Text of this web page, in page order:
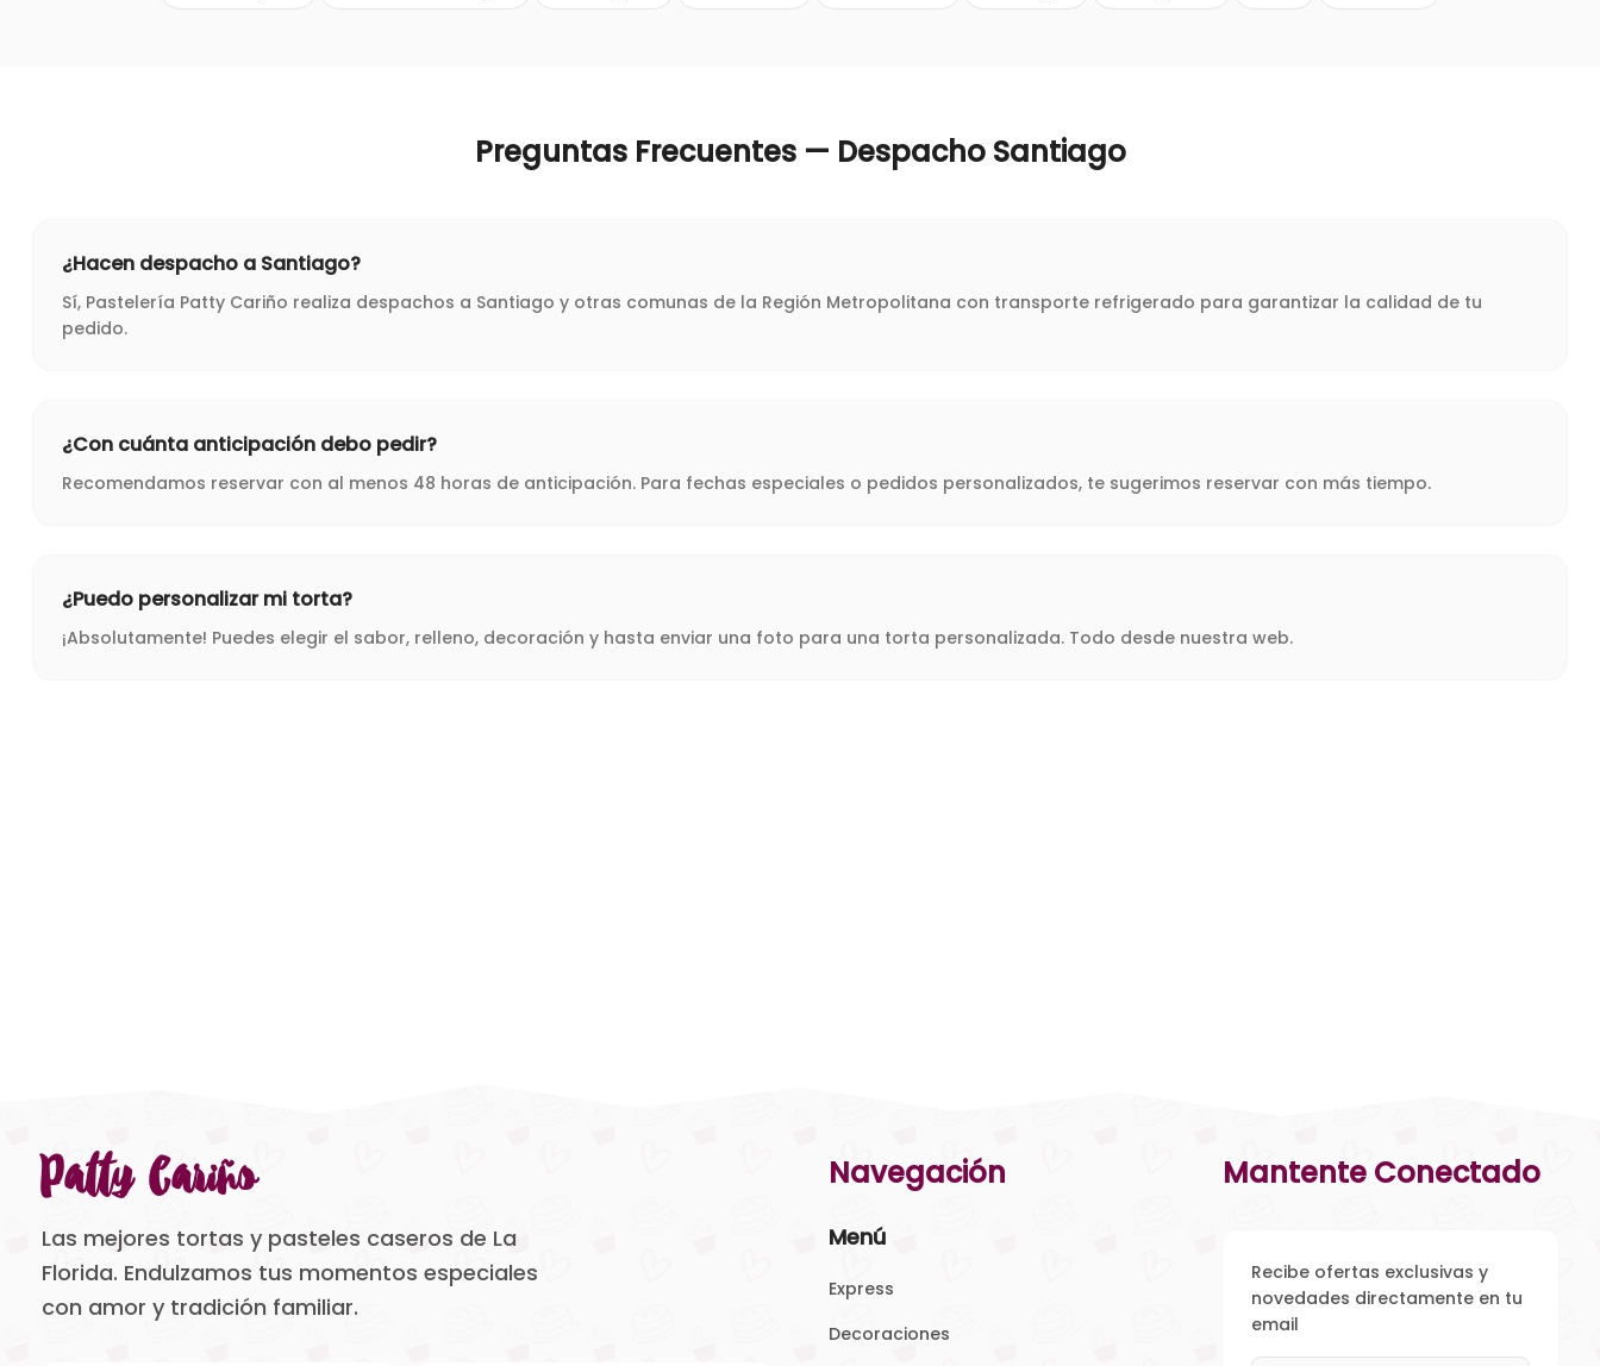
Preguntas Frecuentes — Despacho Santiago
¿Hacen despacho a Santiago?
Sí, Pastelería Patty Cariño realiza despachos a Santiago y otras comunas de la Región Metropolitana con transporte refrigerado para garantizar la calidad de tu
pedido.
¿Con cuánta anticipación debo pedir?
Recomendamos reservar con al menos 48 horas de anticipación. Para fechas especiales o pedidos personalizados, te sugerimos reservar con más tiempo.
¿Puedo personalizar mi torta?
¡Absolutamente! Puedes elegir el sabor, relleno, decoración y hasta enviar una foto para una torta personalizada. Todo desde nuestra web.
Patty Cariño
Las mejores tortas y pasteles caseros de La
Florida. Endulzamos tus momentos especiales
con amor y tradición familiar.
Navegación
Menú
Express
Decoraciones
Mantente Conectado
Recibe ofertas exclusivas y
novedades directamente en tu
email